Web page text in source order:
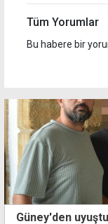
Tüm Yorumlar
Bu habere bir
Güney'den